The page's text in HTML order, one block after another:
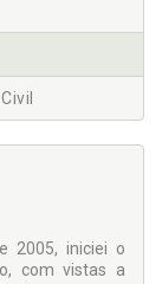
2005, iniciei o
com vistas a